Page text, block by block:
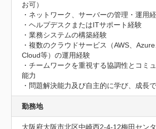
お可）
・ネットワーク、サーバーの管理・運用
・ヘルプデスクまたはITサポート経験
・業務システムの構築経験
・複数のクラウドサービス（AWS、
Cloud等）の運用経験
・チームワークを重視する協調性とコミ
能力
・問題解決能力及び自主的に学び、成長
勤務地
大阪府大阪市北区中崎西2-4-12梅田セン